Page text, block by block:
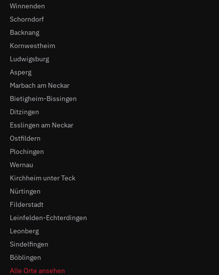
Winnenden
Schorndorf
Backnang
Kornwestheim
Ludwigsburg
Asperg
Marbach am Neckar
Bietigheim-Bissingen
Ditzingen
Esslingen am Neckar
Ostfildern
Plochingen
Wernau
Kirchheim unter Teck
Nürtingen
Filderstadt
Leinfelden-Echterdingen
Leonberg
Sindelfingen
Böblingen
Alle Orte ansehen